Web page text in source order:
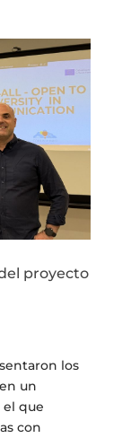
proyecto
los
un
el que
con